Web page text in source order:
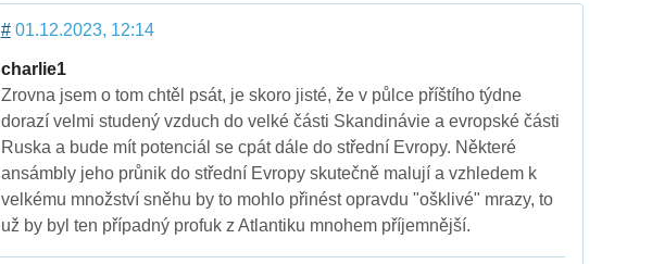
#01.12.2023, 12:14
charlie1
Zrovna jsem o tom chtěl psát, je skoro jisté, že v půlce příštího týdne
dorazí velmi studený vzduch do velké části Skandinávie a evropské části
Ruska a bude mít potenciál se cpát dále do střední Evropy. Některé
ansámbly jeho průnik do střední Evropy skutečně malují a vzhledem k
velkému množství sněhu by to mohlo přinést opravdu "ošklivé" mrazy, to
už by byl ten případný profuk z Atlantiku mnohem příjemnější.